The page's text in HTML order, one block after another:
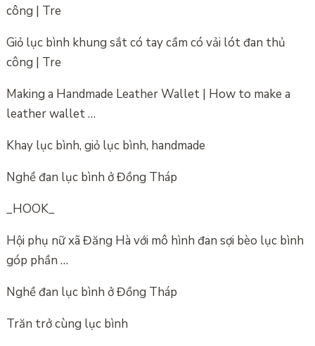
công | Tre
Giỏ lục bình khung sắt có tay cầm có vải lót đan thủ
công | Tre
Making a Handmade Leather Wallet | How to make a
leather wallet …
Khay lục bình, giỏ lục bình, handmade
Nghề đan lục bình ở Đồng Tháp
_HOOK_
Hội phụ nữ xã Đăng Hà với mô hình đan sợi bèo lục bình
góp phần …
Nghề đan lục bình ở Đồng Tháp
Trăn trở cùng lục bình